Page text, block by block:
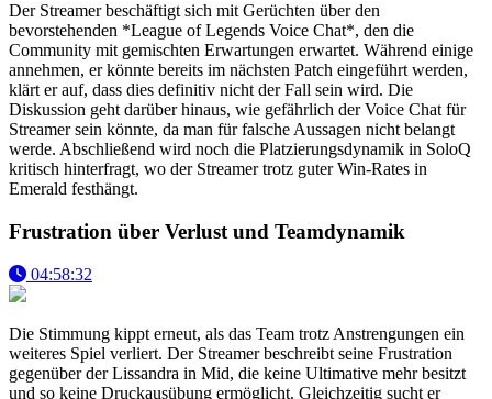
Der Streamer beschäftigt sich mit Gerüchten über den
bevorstehenden *League of Legends Voice Chat*, den die
Community mit gemischten Erwartungen erwartet. Während einige
annehmen, er könnte bereits im nächsten Patch eingeführt werden,
klärt er auf, dass dies definitiv nicht der Fall sein wird. Die
Diskussion geht darüber hinaus, wie gefährlich der Voice Chat für
Streamer sein könnte, da man für falsche Aussagen nicht belangt
werde. Abschließend wird noch die Platzierungsdynamik in SoloQ
kritisch hinterfragt, wo der Streamer trotz guter Win-Rates in
Emerald festhängt.
Frustration über Verlust und Teamdynamik
04:58:32
Die Stimmung kippt erneut, als das Team trotz Anstrengungen ein
weiteres Spiel verliert. Der Streamer beschreibt seine Frustration
gegenüber der Lissandra in Mid, die keine Ultimative mehr besitzt
und so keine Druckausübung ermöglicht. Gleichzeitig sucht er